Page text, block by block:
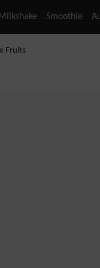
Milkshake Smoothie
Fruits